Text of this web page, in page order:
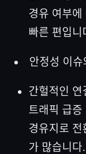
경유 여부
빠른 편입니
안정성 이슈
간헐적인
트래픽 급증
경유지로 전
가 많습니다.